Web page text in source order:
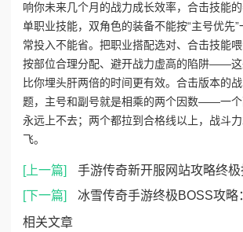
响你未来几个月的战力成长效率，合击技能
单职业技能，双角色的装备不能按“主号优先”
常投入不能省。把职业搭配选对、合击技能
按部位合理分配、避开战力虚高的陷阱——这
比你埋头肝两倍的时间更有效。合击版本的
题，主号和副号就是相乘的两个因数——一个
永远上不去；两个都拉到合格线以上，战斗
飞。
[上一篇]
手游传奇新开服网站攻略终极指南：2026新服快速升
[下一篇]
冰雪传奇手游终极BOSS攻略：那个让你彻夜难眠
相关文章